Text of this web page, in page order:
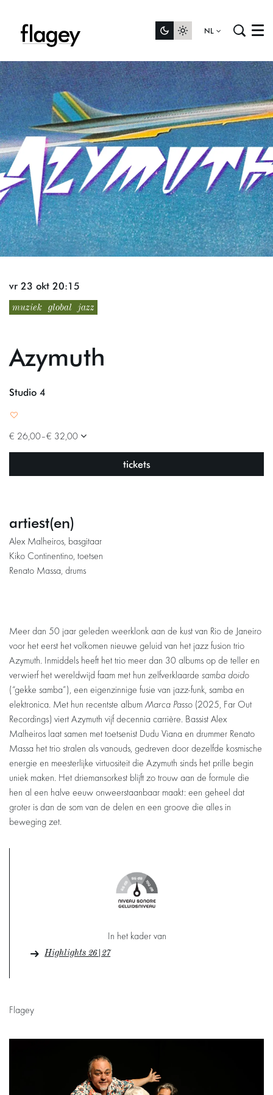
NL Menu
muziek global jazz
Azymuth
vr 23 okt 20:15
Studio 4
€ 26,00–€ 32,00
tickets
artiest(en)
Alex Malheiros, basgitaar
Kiko Continentino, toetsen
Renato Massa, drums
Meer dan 50 jaar geleden weerklonk aan de kust van Rio de Janeiro
voor het eerst het volkomen nieuwe geluid van het jazz fusion trio
Azymuth. Inmiddels heeft het trio meer dan 30 albums op de teller en
verwierf het wereldwijd faam met hun zelfverklaarde samba doido
(“gekke samba”), een eigenzinnige fusie van jazz-funk, samba en
elektronica. Met hun recentste album Marca Passo (2025, Far Out
Recordings) viert Azymuth vijf decennia carrière. Bassist Alex
Malheiros laat samen met toetsenist Dudu Viana en drummer Renato
Massa het trio stralen als vanouds, gedreven door dezelfde kosmische
energie en meesterlijke virtuositeit die Azymuth sinds het prille begin
uniek maken. Het driemansorkest blijft zo trouw aan de formule die
hen al een halve eeuw onweerstaanbaar maakt: een geheel dat
groter is dan de som van de delen en een groove die alles in
beweging zet.
In het kader van
Highlights 26|27
Flagey